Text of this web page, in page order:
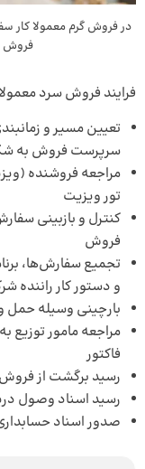
در فروش گرم معمولا کار
فروش
فرایند فروش سرد
تعیین مسیر و
سرپرست فروش به
مراجعه فروشنده (
تور ویزیت
کنترل و بازبینی
فروش
تجمیع سفارش‌ها،
و دستور کار راننده
بارچینی وسیله حمل
مراجعه مامور
فاکتور
رسید برگشت از فروش
رسید اسناد وصول
صدور اسناد